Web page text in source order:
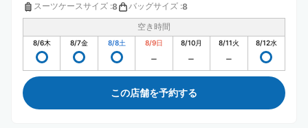
スーツケースサイズ :8 バッグサイズ :8
空き時間
8/6木 8/7金 8/8土 8/9日 8/10月 8/11火 8/12水
この店舗を予約する